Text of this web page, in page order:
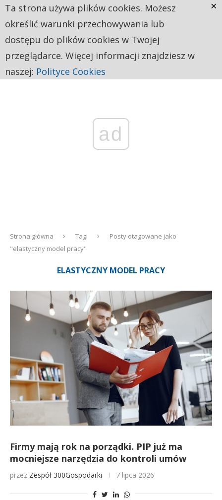
ad
Strona główna Tagi
Posty otagowane jako
"elastyczny model pracy"
ELASTYCZNY MODEL PRACY
Firmy mają rok na porządki. PIP już ma
mocniejsze narzędzia do kontroli umów
przez Zespół 300Gospodarki 7 lipca 2026
Ta strona używa plików cookies. Możesz
określić warunki przechowywania lub
dostępu do plików cookies w Twojej
przeglądarce. Więcej informacji znajdziesz w
naszej: Polityce Cookies
×